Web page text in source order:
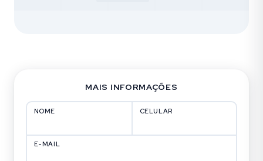
MAIS INFORMAÇÕES
NOME CELULAR
E-MAIL